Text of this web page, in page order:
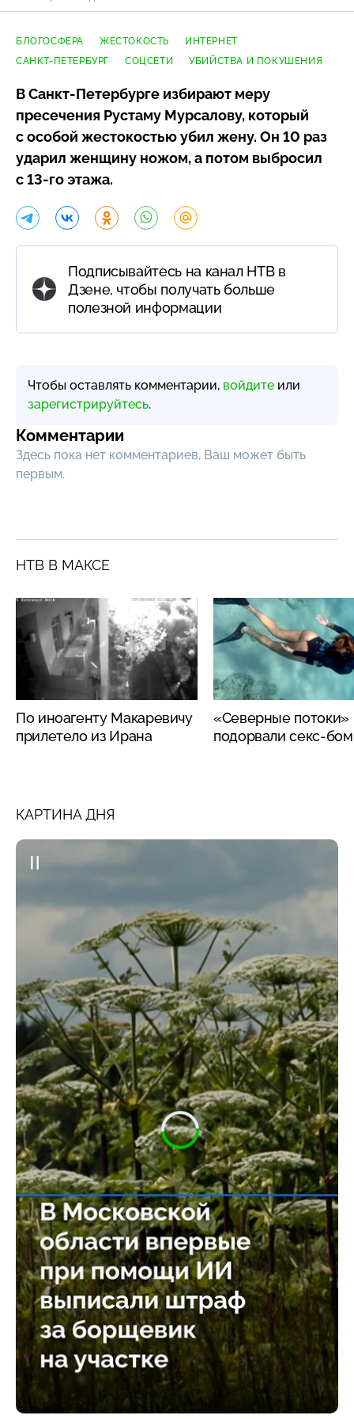
БЛОГОСФЕРА ЖЕСТОКОСТЬ
ИНТЕРНЕТ
САНКТ-ПЕТЕРБУРГ
СОЦСЕТИ УБИЙСТВА И ПОКУШЕНИЯ
ВСанкт-Петербурге избирают меру
пресечения Рустаму Мурсалову, который
с особой жестокостью убил жену. Он 10 раз
ударил женщину ножом, а потом выбросил
с13-гоэтажа.
Подписывайтесь на канал НТВ в
Дзене, чтобы получать больше
полезной информации
Чтобы оставлять комментарии, войдите или
зарегистрируйтесь.
Комментарии
Здесь пока нет комментариев, Ваш может быть
первым.
НТВ В МАКСЕ
По иноагенту Макаревичу
прилетело из Ирана
«Северные потоки»
подорвали секс-
КАРТИНА ДНЯ